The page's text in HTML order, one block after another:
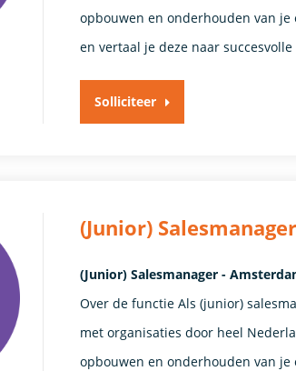
opbouwen en onderhouden van
en vertaal je deze naar
Solliciteer
(Junior) Salesmanager
(Junior) Salesmanager -
Over de functie Als (junior)
met organisaties door heel
opbouwen en onderhouden van